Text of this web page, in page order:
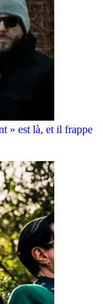
» est là, et il frappe